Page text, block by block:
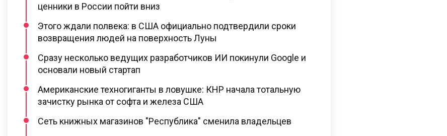
ценники в России пойти вниз
Этого ждали полвека: в США официально подтвердили сроки
возвращения людей на поверхность Луны
Сразу несколько ведущих разработчиков ИИ покинули Google и
основали новый стартап
Американские техногиганты в ловушке: КНР начала тотальную
зачистку рынка от софта и железа США
Сеть книжных магазинов "Республика" сменила владельцев